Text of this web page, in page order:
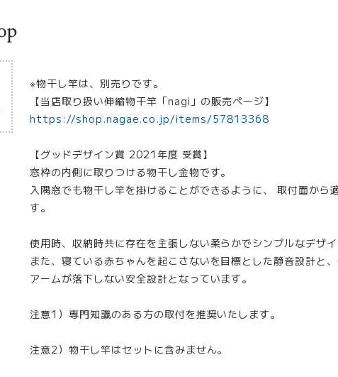
※物干し竿は、別売りです。
【当店取り扱い伸縮物干竿「nagi」の販売ページ】
https://shop.nagae.co.jp/items/57813368
【グッドデザイン賞 2021年度 受賞】
窓枠の内側に取りつける物干し金物です。
入隅窓でも物干し竿を掛けることができるように、 取付面から
す。
使用時、収納時共に存在を主張しない柔らかでシンプルなデザイ
また、寝ている赤ちゃんを起こさないを目標とした静音設計と
アームが落下しない安全設計となっています。
注意1）専門知識のある方の取付を推奨いたします。
注意2）物干し竿はセットに含みません。